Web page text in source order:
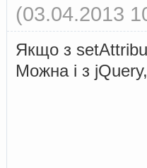
(03.04.2013
Якщо з
Можна і з